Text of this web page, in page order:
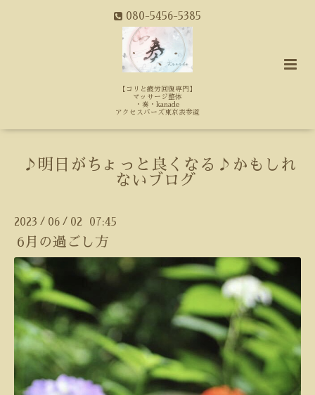
080-5456-5385
【コリと疲労回復専門】
マッサージ整体
・奏・kanade
アクセスバーズ東京表参道
♪明日がちょっと良くなる♪かもしれ
ないブログ
2023 / 06 / 02 07:45
6月の過ごし方